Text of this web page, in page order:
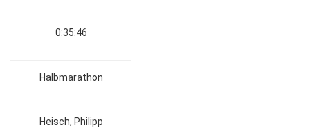
0:35:46
Halbmarathon
Heisch, Philipp